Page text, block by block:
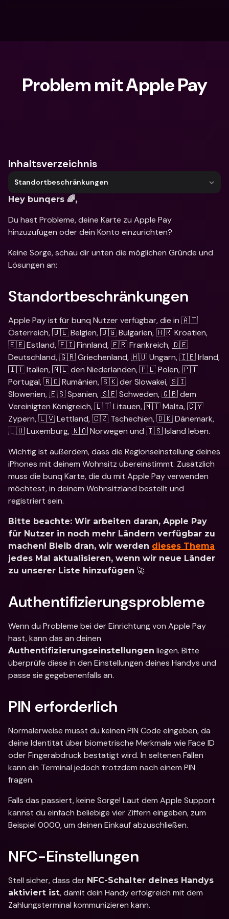
Problem mit Apple Pay
Inhaltsverzeichnis
Standortbeschränkungen
Hey bunqers 🌈,
Du hast Probleme, deine Karte zu Apple Pay
hinzuzufügen oder dein Konto einzurichten?
Keine Sorge, schau dir unten die möglichen Gründe und
Lösungen an:
Standortbeschränkungen
Apple Pay ist für bunq Nutzer verfügbar, die in 🇦🇹
Österreich, 🇧🇪 Belgien, 🇧🇬 Bulgarien, 🇭🇷 Kroatien,
🇪🇪 Estland, 🇫🇮 Finnland, 🇫🇷 Frankreich, 🇩🇪
Deutschland, 🇬🇷 Griechenland, 🇭🇺 Ungarn, 🇮🇪 Irland,
🇮🇹 Italien, 🇳🇱 den Niederlanden, 🇵🇱 Polen, 🇵🇹
Portugal, 🇷🇴 Rumänien, 🇸🇰 der Slowakei, 🇸🇮
Slowenien, 🇪🇸 Spanien, 🇸🇪 Schweden, 🇬🇧 dem
Vereinigten Königreich, 🇱🇹 Litauen, 🇲🇹 Malta, 🇨🇾
Zypern, 🇱🇻 Lettland, 🇨🇿 Tschechien, 🇩🇰 Dänemark,
🇱🇺 Luxemburg, 🇳🇴 Norwegen und 🇮🇸 Island leben.
Wichtig ist außerdem, dass die Regionseinstellung deines
iPhones mit deinem Wohnsitz übereinstimmt. Zusätzlich
muss die bunq Karte, die du mit Apple Pay verwenden
möchtest, in deinem Wohnsitzland bestellt und
registriert sein.
Bitte beachte: Wir arbeiten daran, Apple Pay
für Nutzer in noch mehr Ländern verfügbar zu
machen! Bleib dran, wir werden dieses Thema
jedes Mal aktualisieren, wenn wir neue Länder
zu unserer Liste hinzufügen 🚀
Authentifizierungsprobleme
Wenn du Probleme bei der Einrichtung von Apple Pay
Authentifizierungseinstellungen liegen. Bitte
überprüfe diese in den Einstellungen deines Handys und
passe sie gegebenenfalls an.
PIN erforderlich
Normalerweise musst du keinen PIN Code eingeben, da
deine Identität über biometrische Merkmale wie Face ID
oder Fingerabdruck bestätigt wird. In seltenen Fällen
kann ein Terminal jedoch trotzdem nach einem PIN
fragen.
Falls das passiert, keine Sorge! Laut dem Apple Support
kannst du einfach beliebige vier Ziffern eingeben, zum
Beispiel 0000, um deinen Einkauf abzuschließen.
NFC-Einstellungen
Stell sicher, dass der NFC-Schalter deines Handys
aktiviert ist, damit dein Handy erfolgreich mit dem
Zahlungsterminal kommunizieren kann.